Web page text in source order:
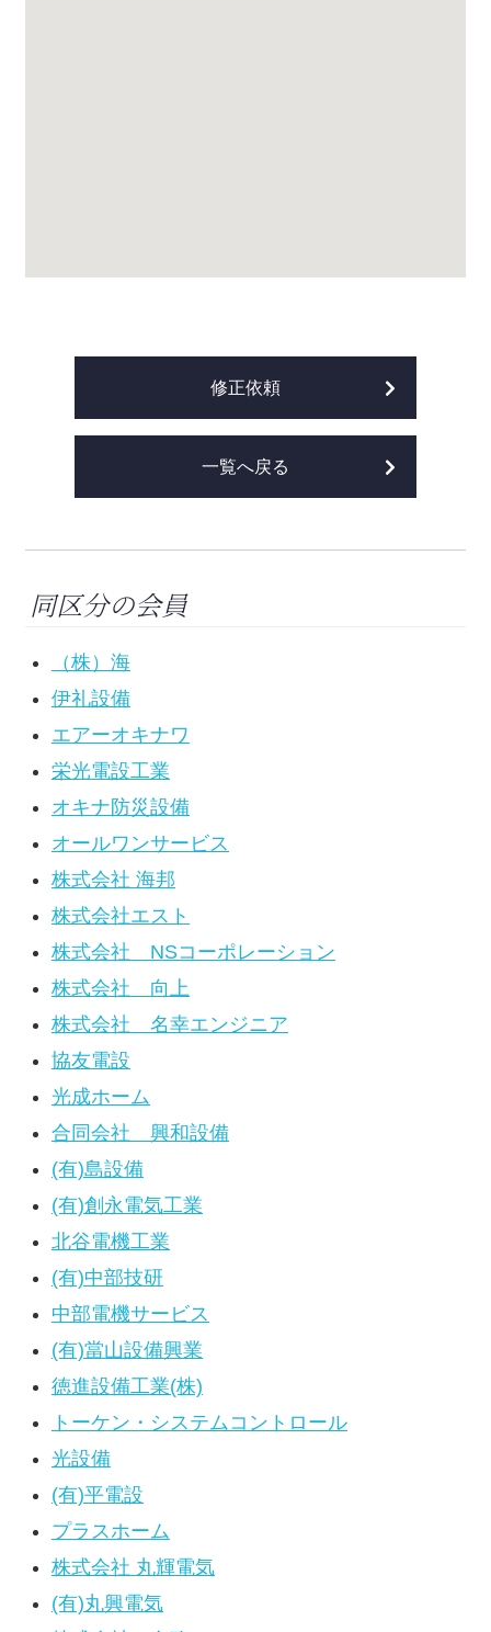
修正依頼
一覧へ戻る
同区分の会員
（株）海
伊礼設備
エアーオキナワ
栄光電設工業
オキナ防災設備
オールワンサービス
株式会社 海邦
株式会社エスト
株式会社 NSコーポレーション
株式会社 向上
株式会社 名幸エンジニア
協友電設
光成ホーム
合同会社 興和設備
(有)島設備
(有)創永電気工業
北谷電機工業
(有)中部技研
中部電機サービス
(有)當山設備興業
徳進設備工業(株)
トーケン・システムコントロール
光設備
(有)平電設
プラスホーム
株式会社 丸輝電気
(有)丸興電気